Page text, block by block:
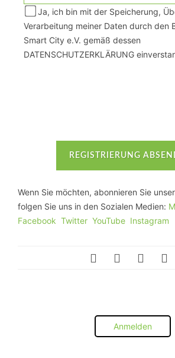
Ja, ich bin mit der Speicherung,
Verarbeitung meiner Daten durch den
Smart City e.V. gemäß dessen
DATENSCHUTZERKLÄRUNG
Wenn Sie möchten, abonnieren Sie
folgen Sie uns in den Sozialen Medien:
Facebook Twitter YouTube Instagram
Anmelden